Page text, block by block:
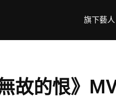
旗下藝人
故的恨》